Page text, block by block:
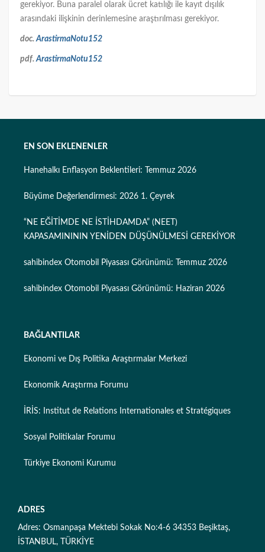
gerekiyor. Buna paralel olarak ücret katılığı ile kayıt dışılık
arasındaki ilişkinin derinlemesine araştırılması gerekiyor.
doc.ArastirmaNotu152
pdf.ArastirmaNotu152
EN SON EKLENENLER
Hanehalkı Enflasyon Beklentileri: Temmuz 2026
Büyüme Değerlendirmesi: 2026 1. Çeyrek
“NE EĞİTİMDE NE İSTİHDAMDA” (NEET)
KAPASAMINININ YENİDEN DÜŞÜNÜLMESİ GEREKİYOR
sahibindex Otomobil Piyasası Görünümü: Temmuz 2026
sahibindex Otomobil Piyasası Görünümü: Haziran 2026
BAĞLANTILAR
Ekonomi ve Dış Politika Araştırmalar Merkezi
Ekonomik Araştırma Forumu
İRİS: Institut de Relations Internationales et Stratégiques
Sosyal Politikalar Forumu
Türkiye Ekonomi Kurumu
ADRES
Adres: Osmanpaşa Mektebi Sokak No:4-6 34353 Beşiktaş,
İSTANBUL, TÜRKİYE